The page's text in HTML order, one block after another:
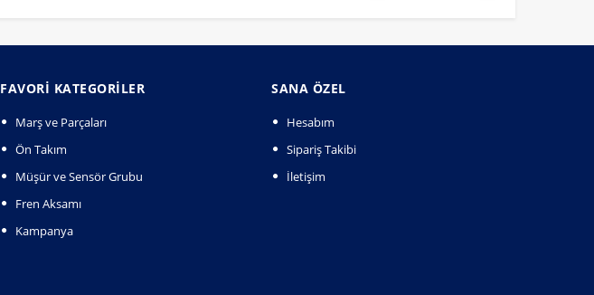
FAVORI KATEGORILER
Marş ve Parçaları
Ön Takım
Müşür ve Sensör Grubu
Fren Aksamı
Kampanya
SANA ÖZEL
Hesabım
Sipariş Takibi
İletişim